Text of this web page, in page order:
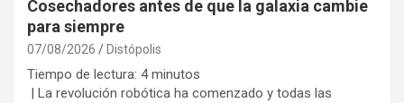
Cosechadores antes de que la galaxia cambie
para siempre
07/08/2026 Distópolis
Tiempo de lectura: 4 minutos
| La revolución robótica ha comenzado y todas las